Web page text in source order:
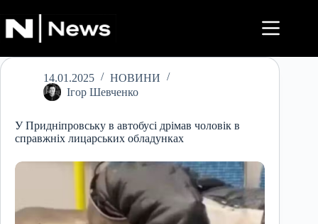
до
вмісту
14.01.2025
НОВИНИ
Ігор Шевченко
У Придніпровську в автобусі дрімав чоловік в
справжніх лицарських обладунках